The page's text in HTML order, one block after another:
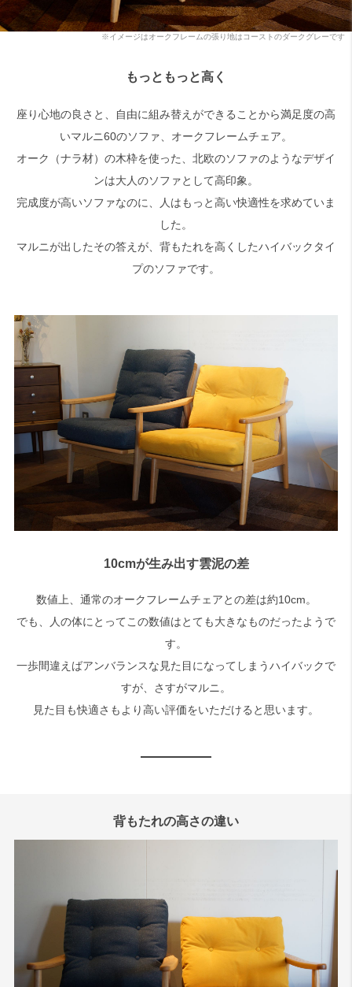
※イメージはオークフレームの張り地はコーストのダークグレーです
もっともっと高く
座り心地の良さと、自由に組み替えができることから満足度の高
いマルニ60のソファ、オークフレームチェア。
オーク（ナラ材）の木枠を使った、北欧のソファのようなデザイ
ンは大人のソファとして高印象。
完成度が高いソファなのに、人はもっと高い快適性を求めていま
した。
マルニが出したその答えが、背もたれを高くしたハイバックタイ
プのソファです。
10cmが生み出す雲泥の差
数値上、通常のオークフレームチェアとの差は約10cm。
でも、人の体にとってこの数値はとても大きなものだったようで
す。
一歩間違えばアンバランスな見た目になってしまうハイバックで
すが、さすがマルニ。
見た目も快適さもより高い評価をいただけると思います。
背もたれの高さの違い